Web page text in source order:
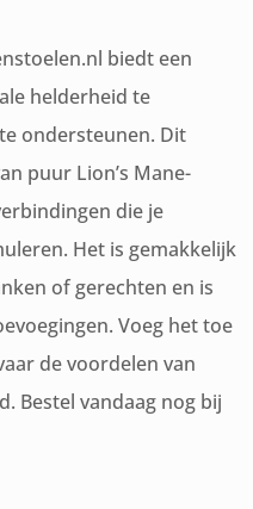
biedt een
helderheid te
ondersteunen. Dit
puur Lion’s Mane-
die je
Het is gemakkelijk
of gerechten en is
Voeg het toe
de voordelen van
Bestel vandaag nog bij